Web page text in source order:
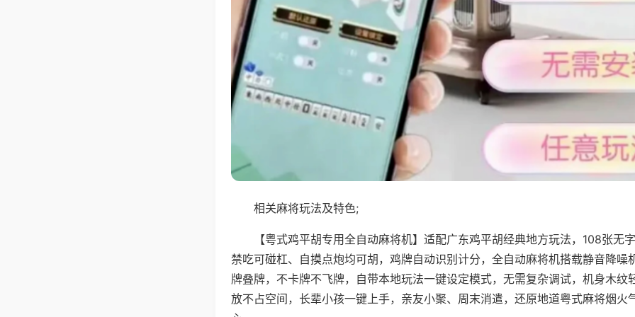
相关麻将玩法及特色;
【粤式鸡平胡专用全自动麻将机】适配广东鸡平胡经典地方玩法，108张无
禁吃可碰杠、自摸点炮均可胡，鸡牌自动识别计分，全自动麻将机搭载静音降噪
牌叠牌，不卡牌不飞牌，自带本地玩法一键设定模式，无需复杂调试，机身木纹
放不占空间，长辈小孩一键上手，亲友小聚、周末消遣，还原地道粤式麻将烟火